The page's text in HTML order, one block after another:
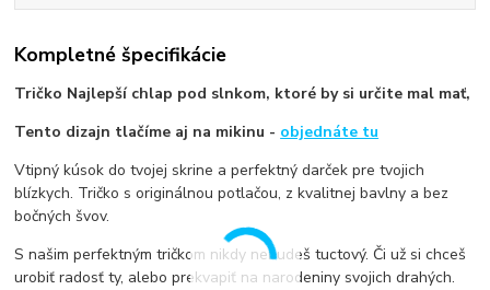
Kompletné špecifikácie
Tričko Najlepší chlap pod slnkom, ktoré by si určite mal mať,
Tento dizajn tlačíme aj na mikinu - objednáte tu
Vtipný kúsok do tvojej skrine a perfektný darček pre tvojich
blízkych. Tričko s originálnou potlačou, z kvalitnej bavlny a bez
bočných švov.
S našim perfektným tričkom nikdy nebudeš tuctový. Či už si chceš
urobiť radosť ty, alebo prekvapiť na narodeniny svojich drahých.